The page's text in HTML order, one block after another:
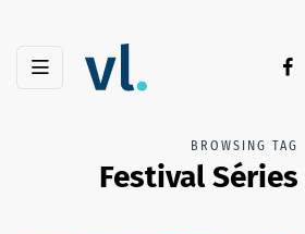
BROWSING TAG
Festival